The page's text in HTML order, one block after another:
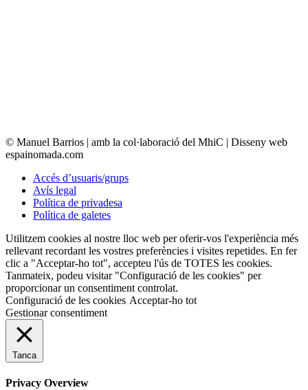
© Manuel Barrios | amb la col·laboració del MhiC | Disseny web
espainomada.com
Accés d’usuaris/grups
Avís legal
Política de privadesa
Política de galetes
Utilitzem cookies al nostre lloc web per oferir-vos l'experiència més
rellevant recordant les vostres preferències i visites repetides. En fer
clic a "Acceptar-ho tot", accepteu l'ús de TOTES les cookies.
Tanmateix, podeu visitar "Configuració de les cookies" per
proporcionar un consentiment controlat.
Configuració de les cookies Acceptar-ho tot
Gestionar consentiment
Tanca
Privacy Overview